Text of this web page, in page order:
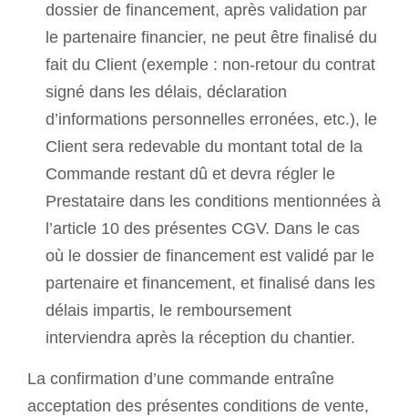
dossier de financement, après validation par
le partenaire financier, ne peut être finalisé du
fait du Client (exemple : non-retour du contrat
signé dans les délais, déclaration
d’informations personnelles erronées, etc.), le
Client sera redevable du montant total de la
Commande restant dû et devra régler le
Prestataire dans les conditions mentionnées à
l’article 10 des présentes CGV. Dans le cas
où le dossier de financement est validé par le
partenaire et financement, et finalisé dans les
délais impartis, le remboursement
interviendra après la réception du chantier.
La confirmation d’une commande entraîne
acceptation des présentes conditions de vente,